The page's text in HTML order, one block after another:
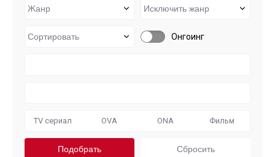
Онгоинг
TV сериал OVA ONA Фильм